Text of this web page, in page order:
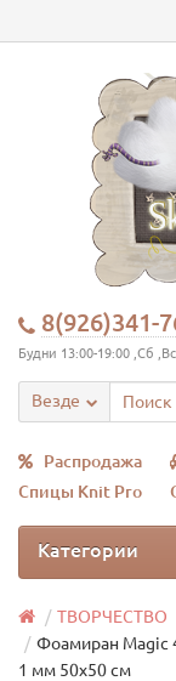
8(926)341-
Будни 13:00-19:00 ,Сб
Везде
Распродажа
Спицы Knit Pro
Категории
ТВОРЧЕСТВО
Фоамиран Magic
1 мм 50х50 см